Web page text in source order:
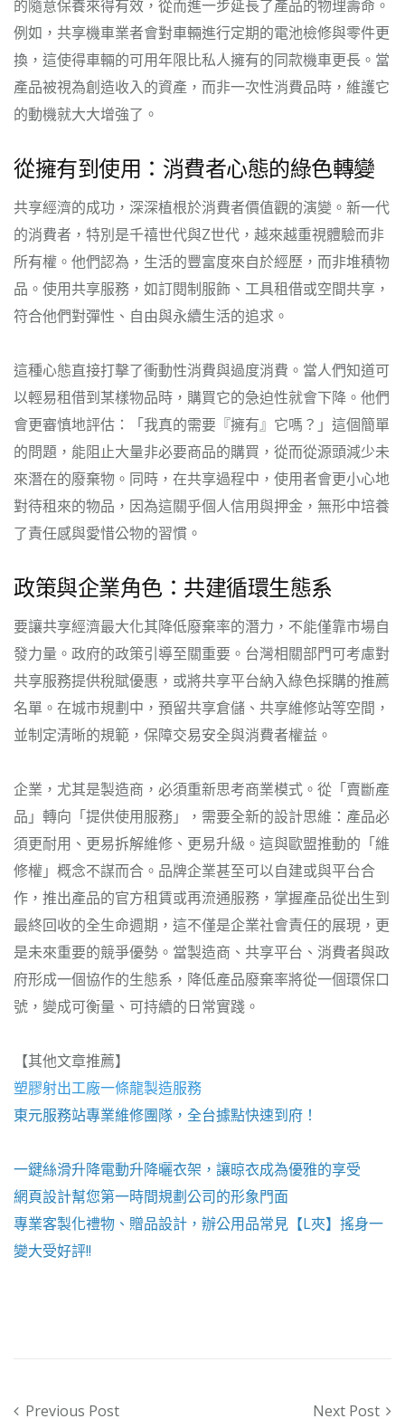
的隨意保養來得有效，從而進一步延長了產品的物理壽命。
例如，共享機車業者會對車輛進行定期的電池檢修與零件更
換，這使得車輛的可用年限比私人擁有的同款機車更長。當
產品被視為創造收入的資產，而非一次性消費品時，維護它
的動機就大大增強了。
從擁有到使用：消費者心態的綠色轉變
共享經濟的成功，深深植根於消費者價值觀的演變。新一代
的消費者，特別是千禧世代與Z世代，越來越重視體驗而非
所有權。他們認為，生活的豐富度來自於經歷，而非堆積物
品。使用共享服務，如訂閱制服飾、工具租借或空間共享，
符合他們對彈性、自由與永續生活的追求。
這種心態直接打擊了衝動性消費與過度消費。當人們知道可
以輕易租借到某樣物品時，購買它的急迫性就會下降。他們
會更審慎地評估：「我真的需要『擁有』它嗎？」這個簡單
的問題，能阻止大量非必要商品的購買，從而從源頭減少未
來潛在的廢棄物。同時，在共享過程中，使用者會更小心地
對待租來的物品，因為這關乎個人信用與押金，無形中培養
了責任感與愛惜公物的習慣。
政策與企業角色：共建循環生態系
要讓共享經濟最大化其降低廢棄率的潛力，不能僅靠市場自
發力量。政府的政策引導至關重要。台灣相關部門可考慮對
共享服務提供稅賦優惠，或將共享平台納入綠色採購的推薦
名單。在城市規劃中，預留共享倉儲、共享維修站等空間，
並制定清晰的規範，保障交易安全與消費者權益。
企業，尤其是製造商，必須重新思考商業模式。從「賣斷產
品」轉向「提供使用服務」，需要全新的設計思維：產品必
須更耐用、更易拆解維修、更易升級。這與歐盟推動的「維
修權」概念不謀而合。品牌企業甚至可以自建或與平台合
作，推出產品的官方租賃或再流通服務，掌握產品從出生到
最終回收的全生命週期，這不僅是企業社會責任的展現，更
是未來重要的競爭優勢。當製造商、共享平台、消費者與政
府形成一個協作的生態系，降低產品廢棄率將從一個環保口
號，變成可衡量、可持續的日常實踐。
【其他文章推薦】
塑膠射出工廠一條龍製造服務
東元服務站專業維修團隊，全台據點快速到府！
一鍵絲滑升降電動升降曬衣架 ，讓晾衣成為優雅的享受
網頁設計幫您第一時間規劃公司的形象門面
專業客製化禮物、贈品設計，辦公用品常見【L夾】搖身一
變大受好評!!
Post navigation
Previous Post
Next Post